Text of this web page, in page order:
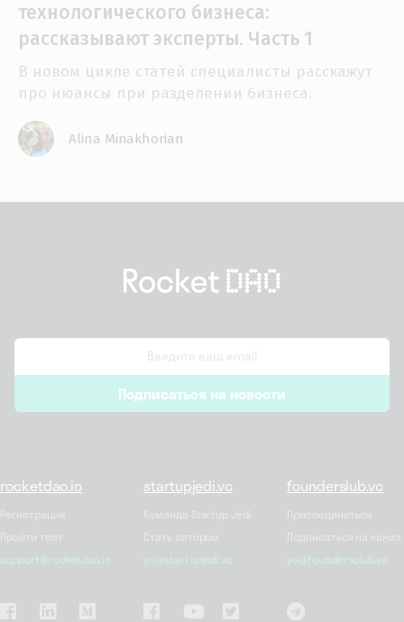
технологического бизнеса:
рассказывают эксперты. Часть 1
В новом цикле статей специалисты расскажут
про нюансы при разделении бизнеса.
Alina Minakhorian
*
Подписаться на новости
rocketdao.io
Регистрация
Пройти тест
support@rocketdao.io
startupjedi.vc
Команда Startup Jedi
Стать автором
yo@startupjedi.vc
founderslub.vc
Присоединиться
Подписаться на канал
yo@foundersclub.vc